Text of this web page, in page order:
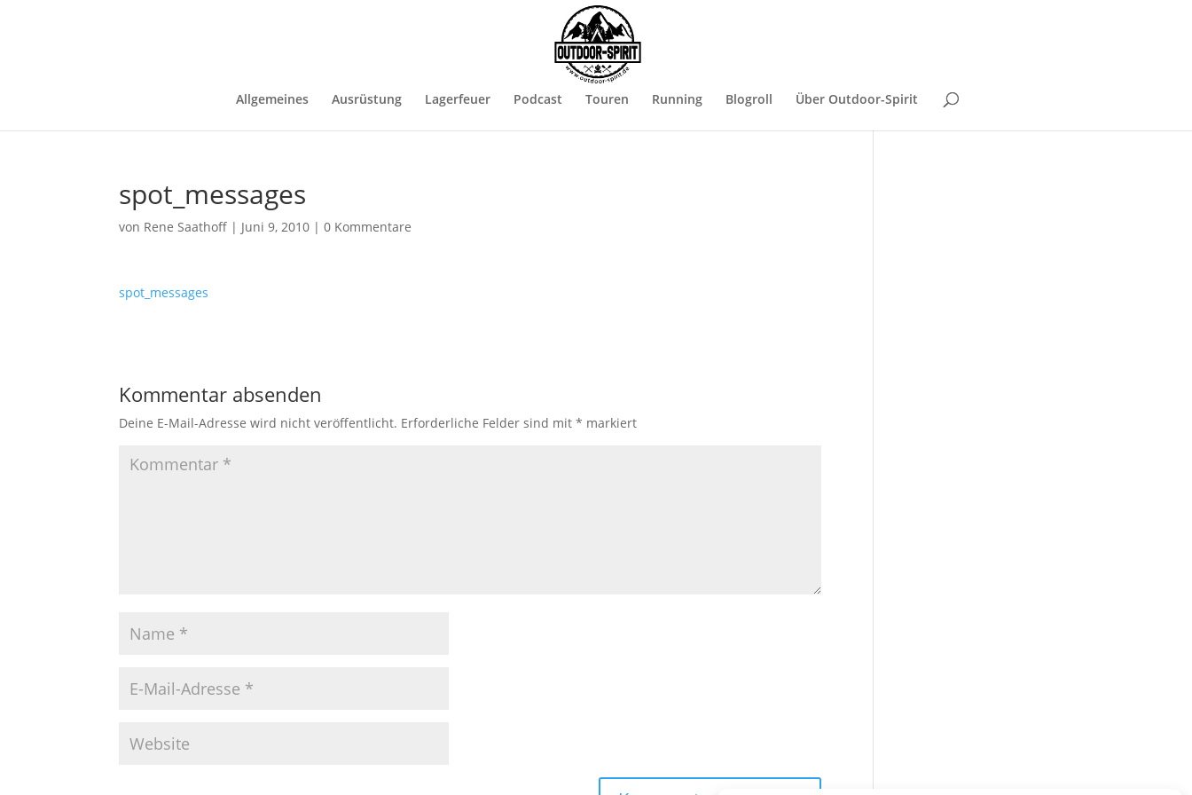
Allgemeines Ausrüstung Lagerfeuer Podcast Touren Running Blogroll Über Outdoor-Spirit
spot_messages
von Rene Saathoff | Juni 9, 2010 |0 Kommentare
spot_messages
Kommentar absenden
Deine E-Mail-Adresse wird nicht veröffentlicht. Erforderliche Felder sind mit* markiert